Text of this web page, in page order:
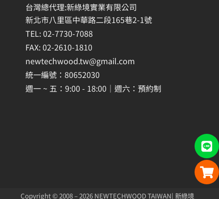
台灣總代理:新綠境實業有限公司
新北市八里區中華路二段165巷2-1號
TEL: 02-7730-7088
FAX: 02-2610-1810
newtechwood.tw@gmail.com
統一編號：80652030
週一 ~ 五：9:00 - 18:00｜週六：預約制
Copyright © 2008 – 2026 NEWTECHWOOD TAIWAN| 新綠境